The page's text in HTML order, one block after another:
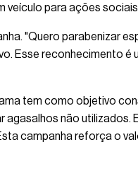
veículo para ações
"Quero parabenizar
Esse reconhecimento é
tem como objetivo
não utilizados.
campanha reforça o